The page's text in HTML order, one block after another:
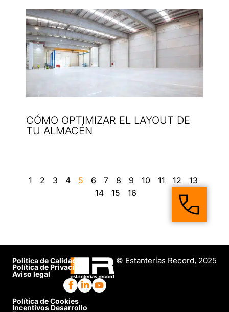
CÓMO OPTIMIZAR EL LAYOUT DE
TU ALMACÉN
1 2 3 4 5 6 7 8 9 10 11 12
13
14
15 16
Politica de Calidad
Política de Privacidad
Aviso legal
Política de Cookies
Incentivos Desarrollo
© Estanterías Record, 2025